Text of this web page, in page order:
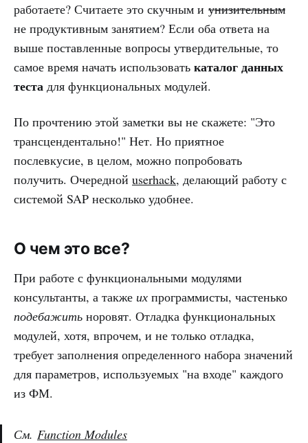
работаете? Считаете это скучным и унизительным
не продуктивным занятием? Если оба ответа на
выше поставленные вопросы утвердительные, то
самое время начать использовать каталог данных
теста для функциональных модулей.
По прочтению этой заметки вы не скажете: "Это
трансцендентально!" Нет. Но приятное
послевкусие, в целом, можно попробовать
получить. Очередной userhack, делающий работу с
системой SAP несколько удобнее.
О чем это все?
При работе с функциональными модулями
консультанты, а также их программисты, частенько
подебажить норовят. Отладка функциональных
модулей, хотя, впрочем, и не только отладка,
требует заполнения определенного набора значений
для параметров, используемых "на входе" каждого
из ФМ.
См. Function Modules